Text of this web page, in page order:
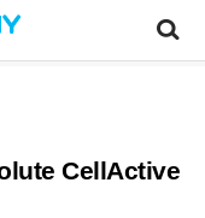
CellActive